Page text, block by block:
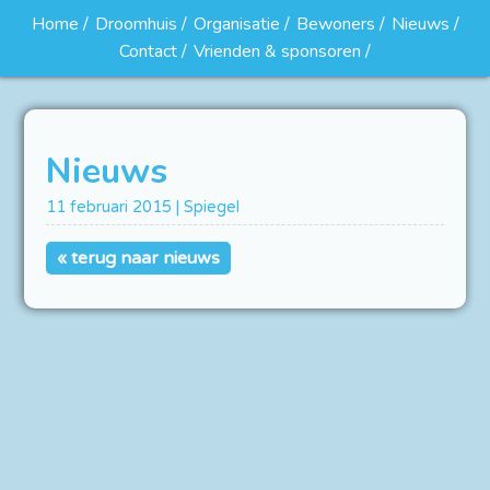
Home Droomhuis Organisatie Bewoners
Nieuws
Contact
Vrienden & sponsoren
Nieuws
11 februari 2015 | Spiegel
« terug naar nieuws